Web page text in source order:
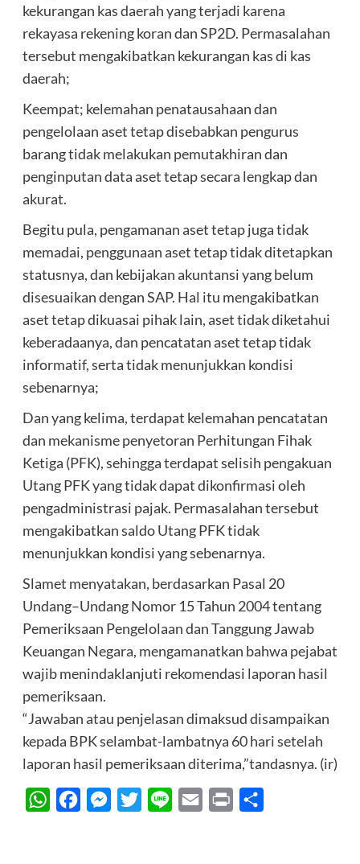
kekurangan kas daerah yang terjadi karena
rekayasa rekening koran dan SP2D. Permasalahan
tersebut mengakibatkan kekurangan kas di kas
daerah;
Keempat; kelemahan penatausahaan dan
pengelolaan aset tetap disebabkan pengurus
barang tidak melakukan pemutakhiran dan
penginputan data aset tetap secara lengkap dan
akurat.
Begitu pula, pengamanan aset tetap juga tidak
memadai, penggunaan aset tetap tidak ditetapkan
statusnya, dan kebijakan akuntansi yang belum
disesuaikan dengan SAP. Hal itu mengakibatkan
aset tetap dikuasai pihak lain, aset tidak diketahui
keberadaanya, dan pencatatan aset tetap tidak
informatif, serta tidak menunjukkan kondisi
sebenarnya;
Dan yang kelima, terdapat kelemahan pencatatan
dan mekanisme penyetoran Perhitungan Fihak
Ketiga (PFK), sehingga terdapat selisih pengakuan
Utang PFK yang tidak dapat dikonfirmasi oleh
pengadministrasi pajak. Permasalahan tersebut
mengakibatkan saldo Utang PFK tidak
menunjukkan kondisi yang sebenarnya.
Slamet menyatakan, berdasarkan Pasal 20
Undang–Undang Nomor 15 Tahun 2004 tentang
Pemeriksaan Pengelolaan dan Tanggung Jawab
Keuangan Negara, mengamanatkan bahwa pejabat
wajib menindaklanjuti rekomendasi laporan hasil
pemeriksaan.
“Jawaban atau penjelasan dimaksud disampaikan
kepada BPK selambat-lambatnya 60 hari setelah
laporan hasil pemeriksaan diterima,”tandasnya. (ir)
WhatsAppFacebookMessenger
Twitter Line Email Print